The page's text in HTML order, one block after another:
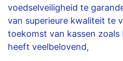
voedselveiligheid te
van superieure kwaliteit te
toekomst van kassen zoals
heeft veelbelovend,